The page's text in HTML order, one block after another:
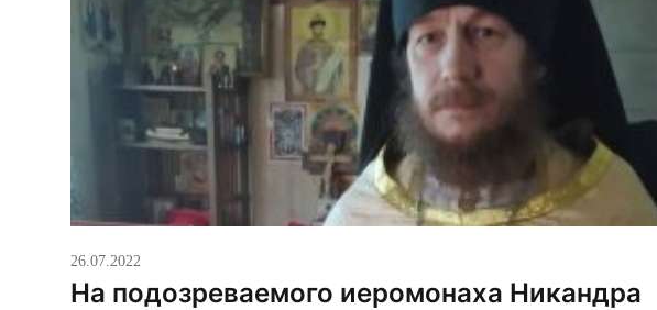
26.07.2022
На подозреваемого иеромонаха Никандра